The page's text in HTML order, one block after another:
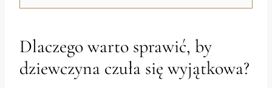
Dlaczego warto sprawić, by
dziewczyna czuła się wyjątkowa?